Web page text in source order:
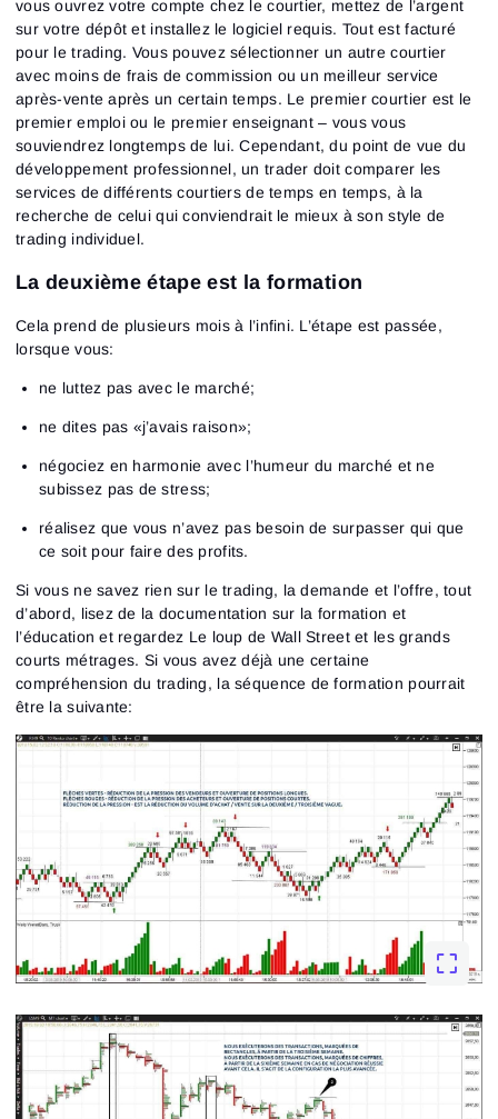
vous ouvrez votre compte chez le courtier, mettez de l’argent
sur votre dépôt et installez le logiciel requis. Tout est facturé
pour le trading. Vous pouvez sélectionner un autre courtier
avec moins de frais de commission ou un meilleur service
après-vente après un certain temps. Le premier courtier est le
premier emploi ou le premier enseignant – vous vous
souviendrez longtemps de lui. Cependant, du point de vue du
développement professionnel, un trader doit comparer les
services de différents courtiers de temps en temps, à la
recherche de celui qui conviendrait le mieux à son style de
trading individuel.
La deuxième étape est la formation
Cela prend de plusieurs mois à l’infini. L’étape est passée,
lorsque vous:
ne luttez pas avec le marché;
ne dites pas «j’avais raison»;
négociez en harmonie avec l’humeur du marché et ne
subissez pas de stress;
réalisez que vous n’avez pas besoin de surpasser qui que
ce soit pour faire des profits.
Si vous ne savez rien sur le trading, la demande et l’offre, tout
d’abord, lisez de la documentation sur la formation et
l’éducation et regardez Le loup de Wall Street et les grands
courts métrages. Si vous avez déjà une certaine
compréhension du trading, la séquence de formation pourrait
être la suivante: